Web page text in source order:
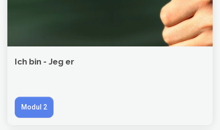
Ich bin - Jeg er
Modul 2